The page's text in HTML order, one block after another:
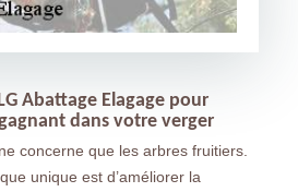
Abattage Elagage pour
dans votre verger
concerne que les arbres fruitiers.
unique est d’améliorer la